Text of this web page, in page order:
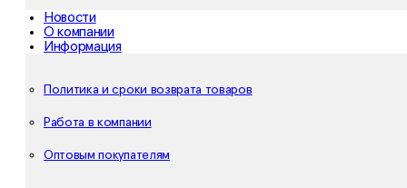
Новости
О компании
Информация
Политика и сроки возврата товаров
Работа в компании
Оптовым покупателям